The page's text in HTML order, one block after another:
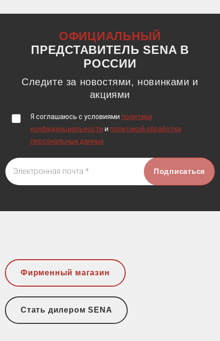
ОФИЦИАЛЬНЫЙ
ПРЕДСТАВИТЕЛЬ SENA В
РОССИИ
Следите за новостями, новинками и
акциями
Я соглашаюсь c условиями политики
конфиденциальности и политикой обработки
персональных данных
Электронная почта *
Фирменный магазин
Стать дилером SENA